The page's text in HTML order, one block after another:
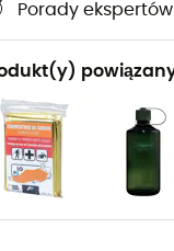
Porady ekspertów